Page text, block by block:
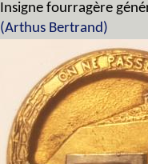
Insigne fourragère
(Arthus Bertrand)